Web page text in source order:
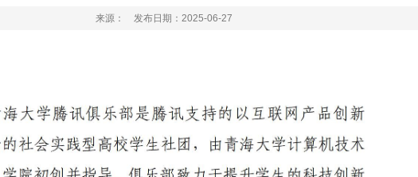
来源： 发布日期：2025-06-27